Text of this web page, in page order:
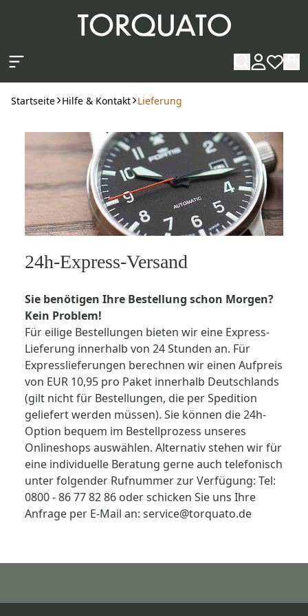
Startseite Hilfe & Kontakt Lieferung
24h-Express-Versand
Sie benötigen Ihre Bestellung schon Morgen?
Kein Problem!
Für eilige Bestellungen bieten wir eine Express-
Lieferung innerhalb von 24 Stunden an. Für
Expresslieferungen berechnen wir einen Aufpreis
von EUR 10,95 pro Paket innerhalb Deutschlands
(gilt nicht für Bestellungen, die per Spedition
geliefert werden müssen). Sie können die 24h-
Option bequem im Bestellprozess unseres
Onlineshops auswählen. Alternativ stehen wir für
eine individuelle Beratung gerne auch telefonisch
unter folgender Rufnummer zur Verfügung: Tel:
0800 - 86 77 82 86 oder schicken Sie uns Ihre
Anfrage per E-Mail an: service@torquato.de